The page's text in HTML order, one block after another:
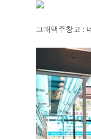
고래맥주창고 :